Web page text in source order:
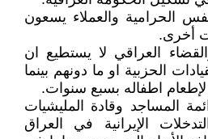
الحرامية والعملاء يسعون
أخرى.
العراقي لا يستطيع ان
الحزبية او ما دونهم بينما
اطفاله بسبع سنوات.
المساجد وقادة المليشيات
الإيرانية في العراق